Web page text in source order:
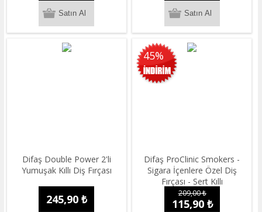
Difaş Double Power 2'li
Yumuşak Kıllı Diş Fırçası
245,90 ₺
45%
Difaş ProClinic Smokers -
Sigara İçenlere Özel Diş
Fırçası - Sert Kıllı
209,00 ₺
115,90 ₺